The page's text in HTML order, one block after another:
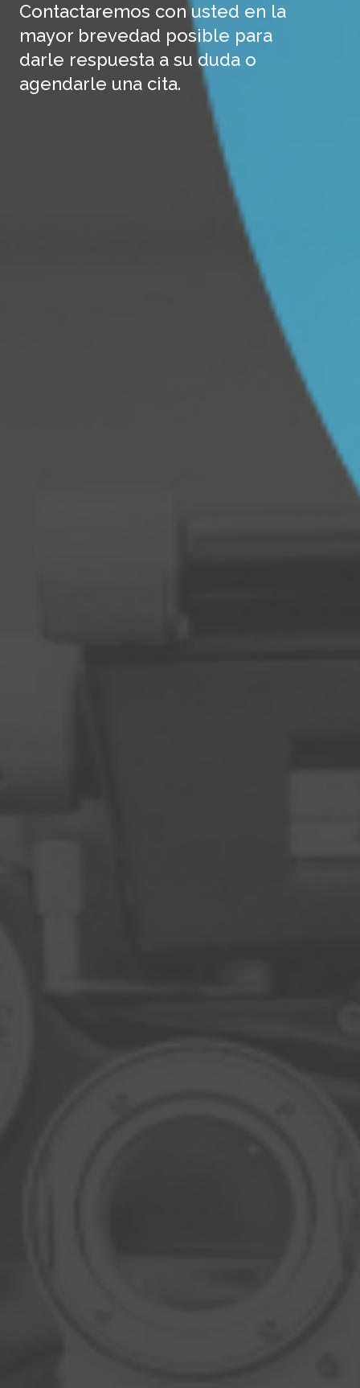
Contactaremos con usted en la
mayor brevedad posible para
darle respuesta a su duda o
agendarle una cita.